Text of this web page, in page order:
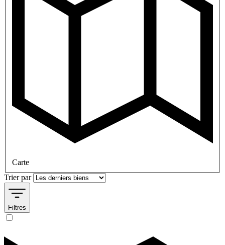
Carte
Trier par
Filtres